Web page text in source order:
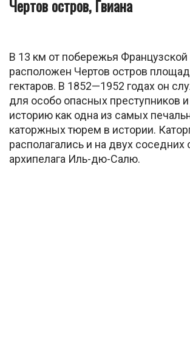
Чертов остров, Гвиана
В 13 км от побережья Французской
расположен Чертов остров
гектаров. В 1852—1952 годах он
для особо опасных преступников
историю как одна из самых
каторжных тюрем в истории.
располагались и на двух соседних
архипелага Иль-дю-Салю.